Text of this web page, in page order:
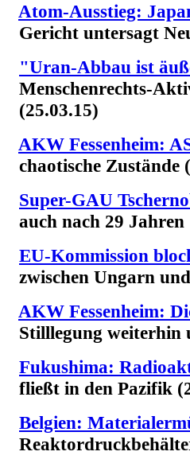
Atom-Ausstieg:
Gericht untersagt
"Uran-Abbau ist
Menschenrechts-
(25.03.15)
AKW Fessenheim:
chaotische Zustände
Super-GAU
auch nach 29 Jahren
EU-Kommission
zwischen Ungarn und
AKW Fessenheim:
Stilllegung weiterhin
Fukushima:
fließt in den Pazifik
Belgien: